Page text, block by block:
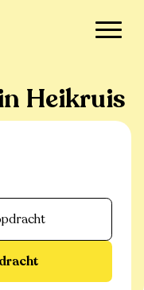
Heikruis